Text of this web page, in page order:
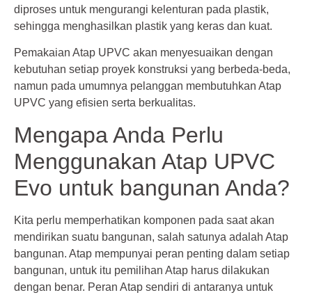
diproses untuk mengurangi kelenturan pada plastik,
sehingga menghasilkan plastik yang keras dan kuat.
Pemakaian Atap UPVC akan menyesuaikan dengan
kebutuhan setiap proyek konstruksi yang berbeda-beda,
namun pada umumnya pelanggan membutuhkan Atap
UPVC yang efisien serta berkualitas.
Mengapa Anda Perlu
Menggunakan Atap UPVC
Evo untuk bangunan Anda?
Kita perlu memperhatikan komponen pada saat akan
mendirikan suatu bangunan, salah satunya adalah Atap
bangunan. Atap mempunyai peran penting dalam setiap
bangunan, untuk itu pemilihan Atap harus dilakukan
dengan benar. Peran Atap sendiri di antaranya untuk